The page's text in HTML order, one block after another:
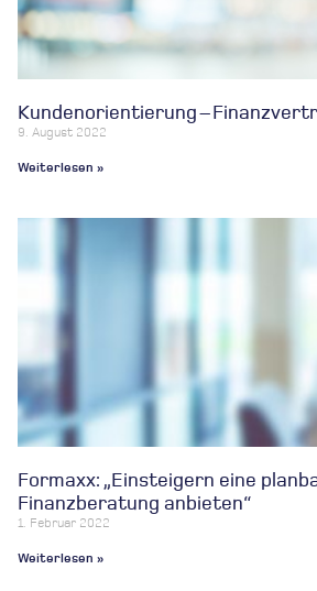
Kundenorientierung –
9. August 2022
Weiterlesen »
Formaxx: „Einsteigern eine
Finanzberatung anbieten“
1. Februar 2022
Weiterlesen »